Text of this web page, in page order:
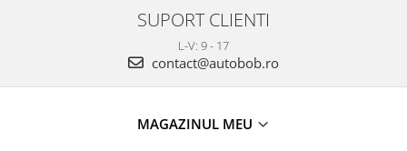
SUPORT CLIENTI
L-V: 9 - 17
contact@autobob.ro
MAGAZINUL MEU